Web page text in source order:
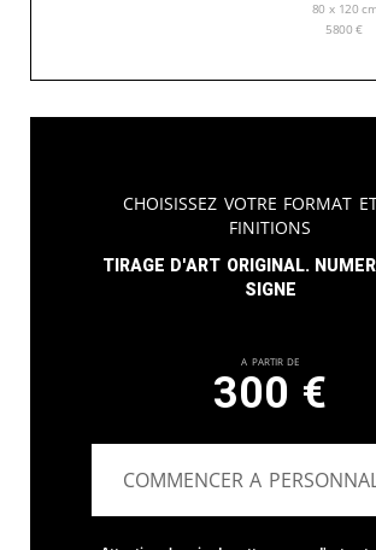
80 x 120 cm
5800€
Choisissez votre format
finitions
Tirage d'art original.
signe
A partir de
300 €
COMMENCER A